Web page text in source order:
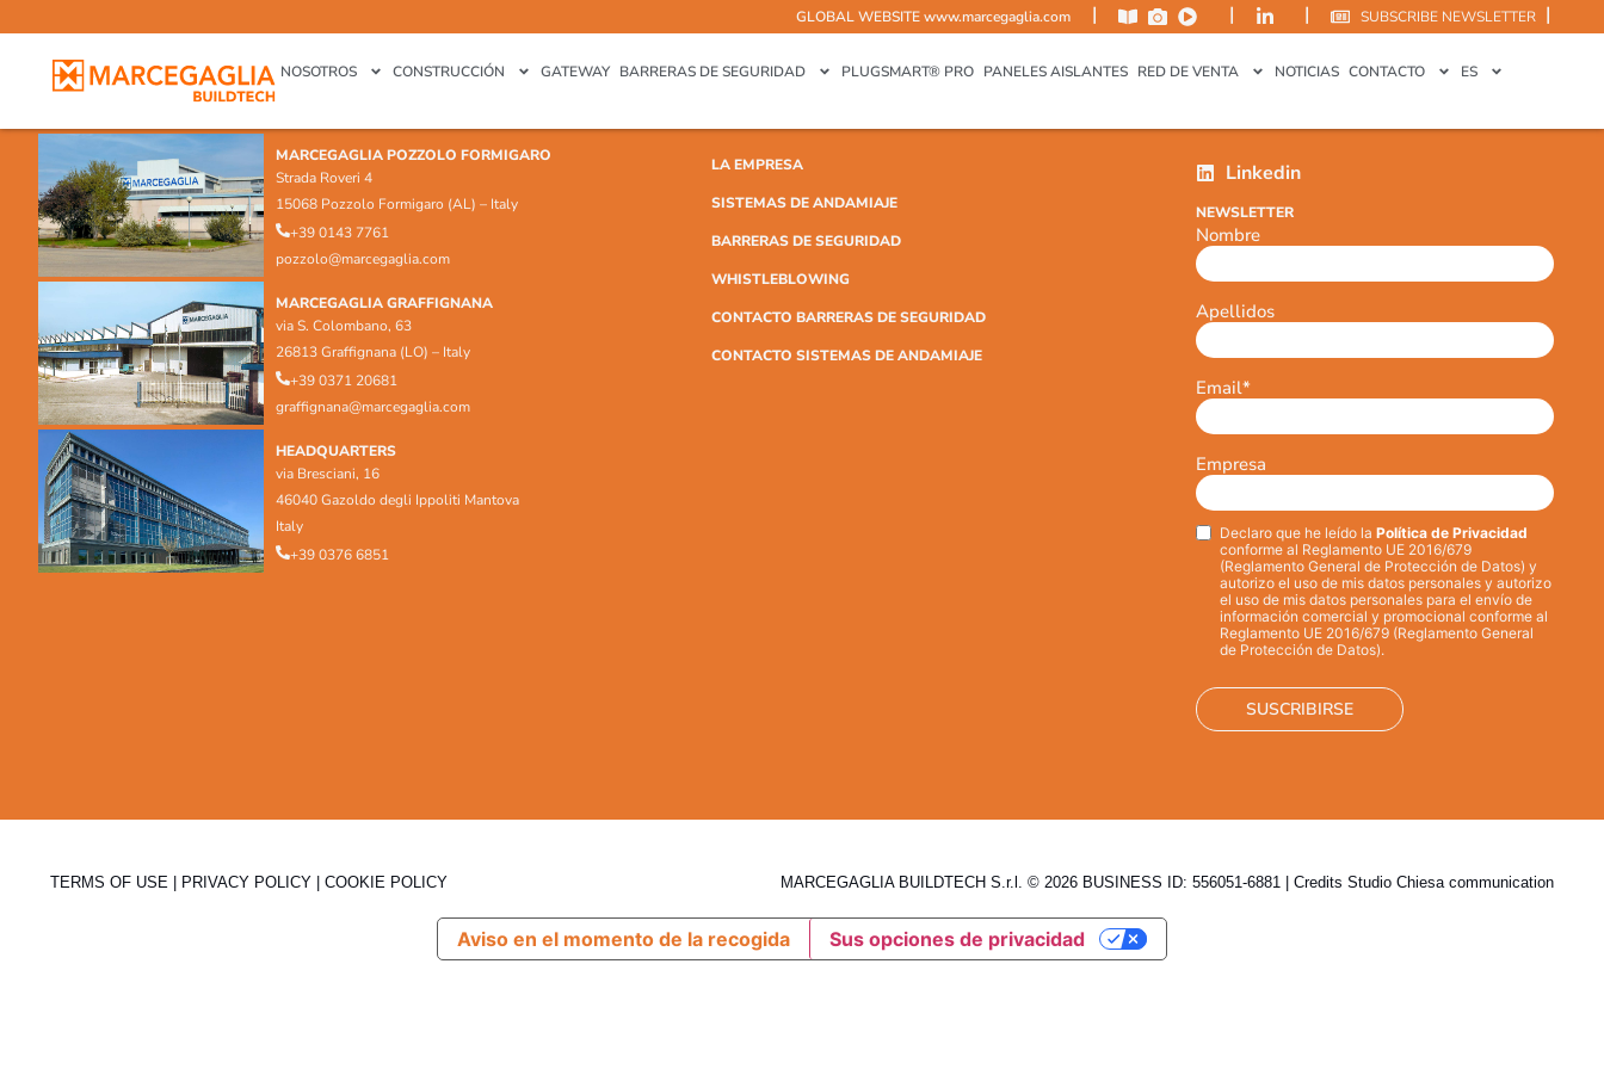
GLOBAL WEBSITEwww.marcegaglia.com | | | SUBSCRIBE NEWSLETTER |
NOSOTROS CONSTRUCCIÓN GATEWAY BARRERAS DE SEGURIDAD PLUGSMART® PRO PANELES AISLANTES RED DE VENTA NOTICIAS CONTACTO ES
MARCEGAGLIA POZZOLO FORMIGARO
Strada Roveri 4
15068 Pozzolo Formigaro (AL) – Italy
+39 0143 7761
pozzolo@marcegaglia.com
MARCEGAGLIA GRAFFIGNANA
via S. Colombano, 63
26813 Graffignana (LO) – Italy
+39 0371 20681
graffignana@marcegaglia.com
HEADQUARTERS
via Bresciani, 16
46040 Gazoldo degli Ippoliti Mantova
Italy
+39 0376 6851
LA EMPRESA
SISTEMAS DE ANDAMIAJE
BARRERAS DE SEGURIDAD
WHISTLEBLOWING
CONTACTO BARRERAS DE SEGURIDAD
CONTACTO SISTEMAS DE ANDAMIAJE
Linkedin
NEWSLETTER
Nombre
Apellidos
Email*
Empresa
Privacy*
Declaro que he leído la Política de Privacidad
conforme al Reglamento UE 2016/679
(Reglamento General de Protección de Datos) y
autorizo el uso de mis datos personales y autorizo
el uso de mis datos personales para el envío de
información comercial y promocional conforme al
Reglamento UE 2016/679 (Reglamento General
de Protección de Datos).
TERMS OF USE PRIVACY POLICY COOKIE POLICY MARCEGAGLIA BUILDTECH S.r.l. © 2026 BUSINESS ID: 556051-6881 | Credits Studio Chiesa communication
Aviso en el momento de la recogida Sus opciones de privacidad